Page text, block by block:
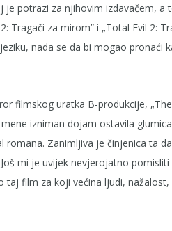
potrazi za njihovim izdavačem, a
Tragači za mirom” i „Total Evil 2:
nada se da bi mogao pronaći
filmskog uratka B-produkcije, „The
izniman dojam ostavila glumica
Zanimljiva je činjenica ta
mi je uvijek nevjerojatno
film za koji većina ljudi,